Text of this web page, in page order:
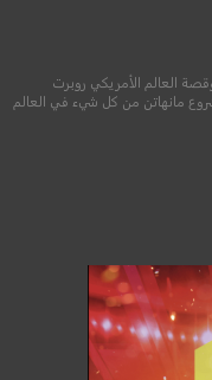
العالم الأمريكي روبرت
مانهاتن من كل شيء في العالم